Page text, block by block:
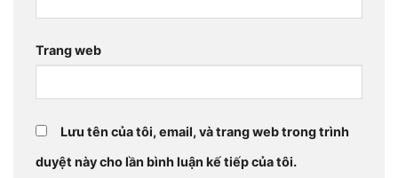
Trang web
Lưu tên của tôi, email, và trang web trong trình
duyệt này cho lần bình luận kế tiếp của tôi.